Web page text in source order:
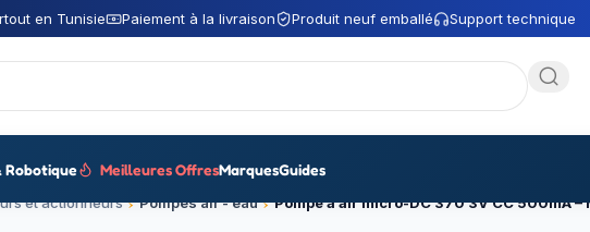
en Tunisie Paiement à la livraison Produit neuf emballé Support technique
Robotique Meilleures OffresMarquesGuides
et actionneurs Pompes air - eau